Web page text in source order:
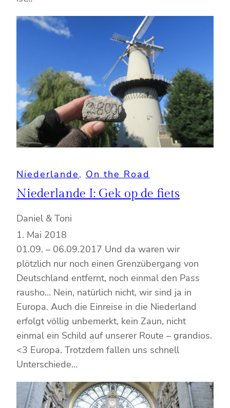
Niederlande, On the Road
Niederlande I: Gek op de fiets
Daniel & Toni
1. Mai 2018
01.09. – 06.09.2017 Und da waren wir
plötzlich nur noch einen Grenzübergang von
Deutschland entfernt, noch einmal den Pass
rausho… Nein, natürlich nicht, wir sind ja in
Europa. Auch die Einreise in die Niederland
erfolgt völlig unbemerkt, kein Zaun, nicht
einmal ein Schild auf unserer Route – grandios.
<3 Europa. Trotzdem fallen uns schnell
Unterschiede…